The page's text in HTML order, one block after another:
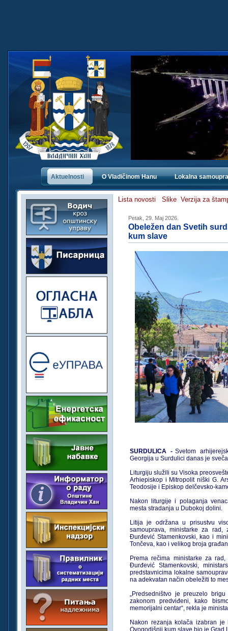
Aktuelnosti O Vladičinom Hanu Lokalna
Lista novosti Slike Verzija za
Petak, 29. Maj 2026.
Obeležen dan Svetih
kum slave
SURDULICA - Svetom
Georgija u Surdulici danas je
Liturgiju služili su Visoka
Arhiepiskop i Mitropolit niški G.
Teodosije i Episkop delčevsko-
Nakon liturgije i polaganja
mesta stradanja u Dubokoj dolini.
Litija je održana u prisustvu
samouprava, ministarke za
Đurđević Stamenkovski, kao i
Tončeva, kao i velikog broja
Prema rečima ministarke za
Đurđević Stamenkovski,
predstavnicima lokalne
na adekvatan način obeležiti to
„Predsedništvo je preuzelo
zakonom predviđeni, kako
memorijalni centar“, rekla je
Nakon rezanja kolača izabran
Ovogodišnji kum slave bio je Grad